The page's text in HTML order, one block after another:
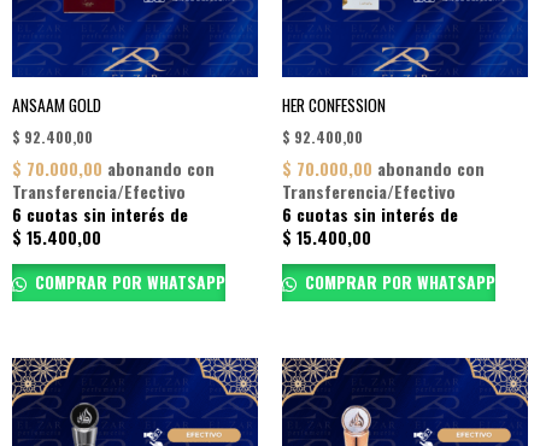
ANSAAM GOLD
$ 92.400,00
$ 70.000,00 abonando con
Transferencia/Efectivo
6 cuotas sin interés de
$ 15.400,00
COMPRAR POR WHATSAPP
HER CONFESSION
$ 92.400,00
$ 70.000,00 abonando con
Transferencia/Efectivo
6 cuotas sin interés de
$ 15.400,00
COMPRAR POR WHATSAPP